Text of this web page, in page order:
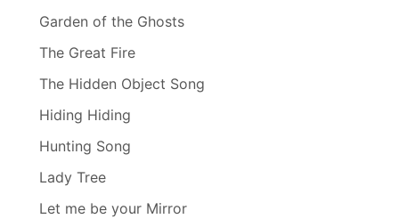
Garden of the Ghosts
The Great Fire
The Hidden Object Song
Hiding Hiding
Hunting Song
Lady Tree
Let me be your Mirror